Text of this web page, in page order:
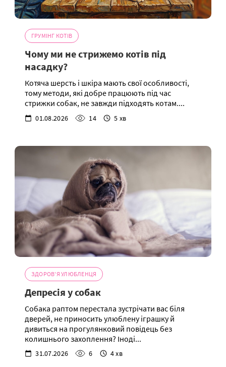
ГРУМІНГ КОТІВ
Чому ми не стрижемо котів під
насадку?
Котяча шерсть і шкіра мають свої особливості,
тому методи, які добре працюють під час
стрижки собак, не завжди підходять котам....
01.08.2026 14 5 хв
ЗДОРОВ'Я УЛЮБЛЕНЦЯ
Депресія у собак
Собака раптом перестала зустрічати вас біля
дверей, не приносить улюблену іграшку й
дивиться на прогулянковий повідець без
колишнього захоплення? Іноді...
31.07.2026 6 4 хв